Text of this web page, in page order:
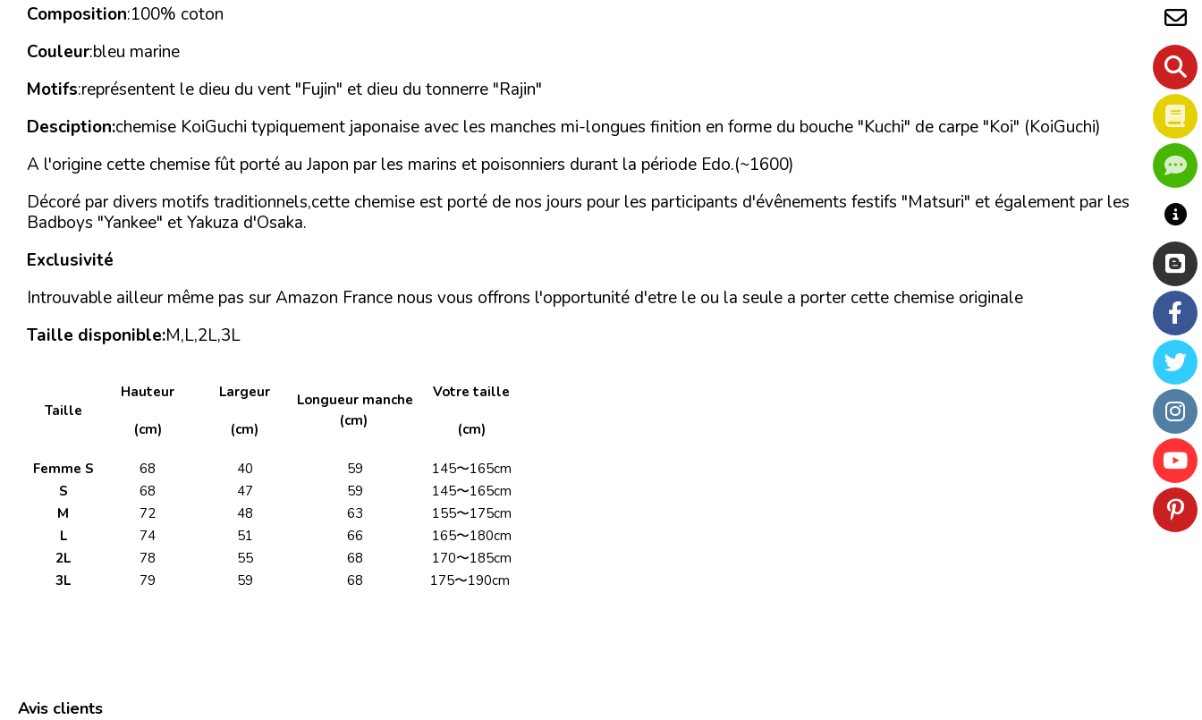
Composition:100% coton
Couleur:bleu marine
Motifs:représentent le dieu du vent "Fujin" et dieu du tonnerre "Rajin"
Desciption:chemise KoiGuchi typiquement japonaise avec les manches mi-longues finition en forme du bouche "Kuchi" de carpe "Koi" (KoiGuchi)
A l'origine cette chemise fût porté au Japon par les marins et poisonniers durant la période Edo.(~1600)
Décoré par divers motifs traditionnels,cette chemise est porté de nos jours pour les participants d'évênements festifs "Matsuri" et également par les
Badboys "Yankee" et Yakuza d'Osaka.
Exclusivité
Introuvable ailleur même pas sur Amazon France nous vous offrons l'opportunité d'etre le ou la seule a porter cette chemise originale
Taille disponible:M,L,2L,3L
Taille
Hauteur
(cm)
Largeur
(cm)
Longueur manche
(cm)
Votre taille
(cm)
Femme S 68 40 59
145〜165cm
S
68 47 59
145〜165cm
M
72 48 63
155〜175cm
L
74 51 66
165〜180cm
2L
78 55 68
170〜185cm
3L
79 59 68 175〜190cm
Avis clients